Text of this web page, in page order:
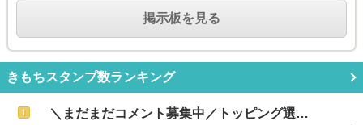
掲示板を見る
きもちスタンプ数ランキング
＼まだまだコメント募集中／トッピング選…